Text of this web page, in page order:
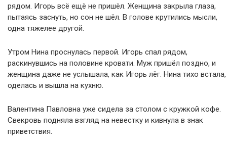
рядом. Игорь всё ещё не пришёл. Женщина закрыла глаза,
пытаясь заснуть, но сон не шёл. В голове крутились мысли,
одна тяжелее другой.
Утром Нина проснулась первой. Игорь спал рядом,
раскинувшись на половине кровати. Муж пришёл поздно, и
женщина даже не услышала, как Игорь лёг. Нина тихо встала,
оделась и вышла на кухню.
Валентина Павловна уже сидела за столом с кружкой кофе.
Свекровь подняла взгляд на невестку и кивнула в знак
приветствия.